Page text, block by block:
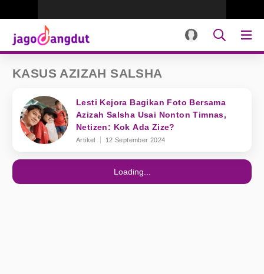
KASUS AZIZAH SALSHA
Lesti Kejora Bagikan Foto Bersama
Azizah Salsha Usai Nonton Timnas,
Netizen: Kok Ada Zize?
Artikel 12 September 2024
Loading...